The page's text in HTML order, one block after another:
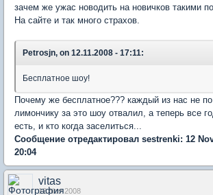
зачем же ужас новодить на новичков такими
На сайте и так много страхов.
Petrosjn, on 12.11.2008 - 17:11:
Бесплатное шоу!
Почему же бесплатное??? каждый из нас не
лимончику за это шоу отвалил, а теперь все
есть, и кто когда заселиться...
Сообщение отредактировал sestrenki: 12
20:04
vitas
12 Nov 2008